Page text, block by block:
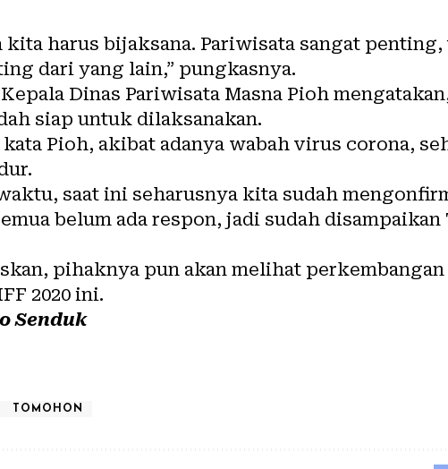
kita harus bijaksana. Pariwisata sangat
dari yang lain,” pungkasnya.
Dinas Pariwisata Masna Pioh
siap untuk dilaksanakan.
Pioh, akibat adanya wabah virus corona,
saat ini seharusnya kita sudah
belum ada respon, jadi sudah disampaikan
pihaknya pun akan melihat
2020 ini.
Senduk
TOMOHON